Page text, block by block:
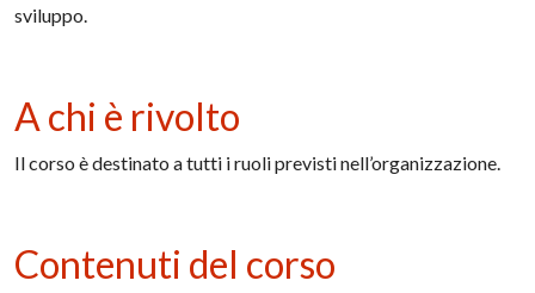
sviluppo.
A chi è rivolto
Il corso è destinato a tutti i ruoli previsti nell’organizzazione.
Contenuti del corso